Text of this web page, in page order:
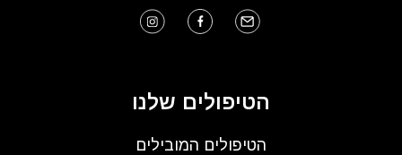
הטיפולים שלנו
הטיפולים המובילים